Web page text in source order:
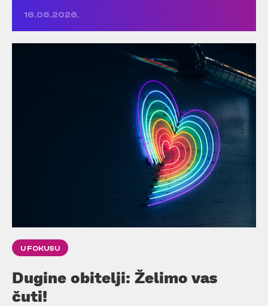
16.06.2026.
U FOKUSU
Dugine obitelji: Želimo vas
čuti!